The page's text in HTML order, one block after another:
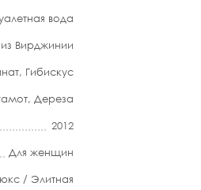
вода
Вирджинии
, Гибискус
, Дереза
2012
Для женщин
/ Элитная